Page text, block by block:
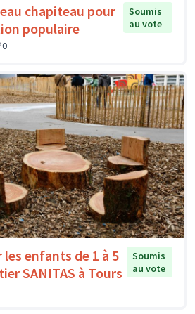
chapiteau pour
populaire
Soumis
au vote
0
enfants de 1 à 5
SANITAS à Tours
Soumis
au vote